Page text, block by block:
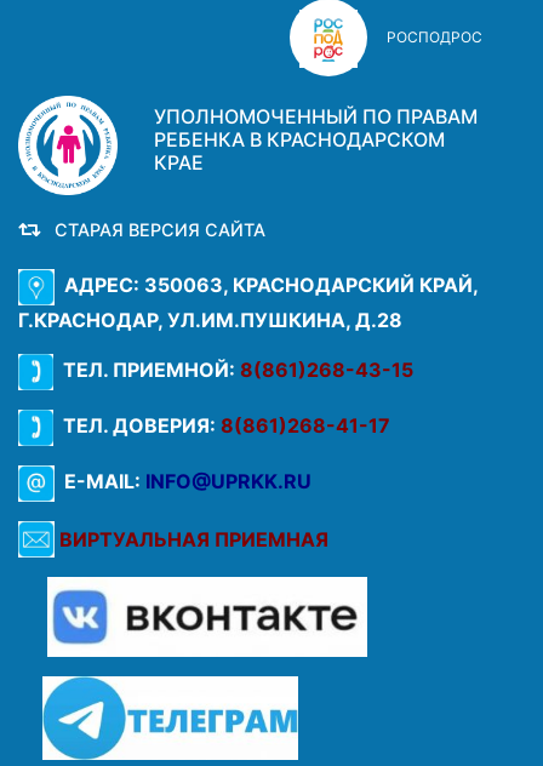
РОСПОДРОС
УПОЛНОМОЧЕННЫЙ ПО ПРАВАМ
РЕБЕНКА В КРАСНОДАРСКОМ
КРАЕ
СТАРАЯ ВЕРСИЯ САЙТА
АДРЕС: 350063, КРАСНОДАРСКИЙ КРАЙ,
Г.КРАСНОДАР, УЛ.ИМ.ПУШКИНА, Д.28
ТЕЛ. ПРИЕМНОЙ: 8(861)268-43-15
ТЕЛ. ДОВЕРИЯ: 8(861)268-41-17
E-MAIL: INFO@UPRKK.RU
ВИРТУАЛЬНАЯ ПРИЕМНАЯ